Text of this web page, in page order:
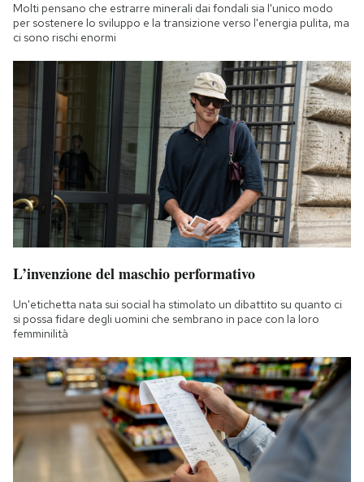
Molti pensano che estrarre minerali dai fondali sia l'unico modo
per sostenere lo sviluppo e la transizione verso l'energia pulita, ma
ci sono rischi enormi
L’invenzione del maschio performativo
Un'etichetta nata sui social ha stimolato un dibattito su quanto ci
si possa fidare degli uomini che sembrano in pace con la loro
femminilità